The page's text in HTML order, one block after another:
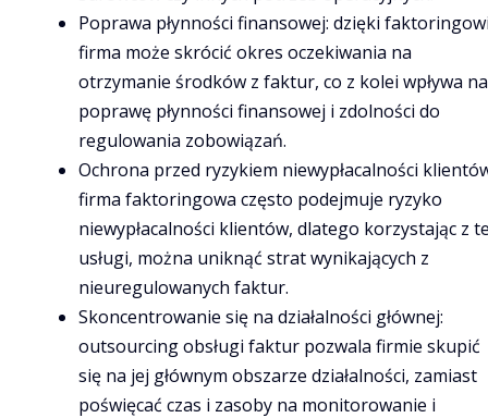
Poprawa płynności finansowej: dzięki
firma może skrócić okres oczekiwania na
otrzymanie środków z faktur, co z kolei wpływa na
poprawę płynności finansowej i zdolności do
regulowania zobowiązań.
Ochrona przed ryzykiem niewypłacalności
firma faktoringowa często podejmuje ryzyko
niewypłacalności klientów, dlatego korzystając z
usługi, można uniknąć strat wynikających z
nieuregulowanych faktur.
Skoncentrowanie się na działalności głównej:
outsourcing obsługi faktur pozwala firmie skupić
się na jej głównym obszarze działalności, zamiast
poświęcać czas i zasoby na monitorowanie i